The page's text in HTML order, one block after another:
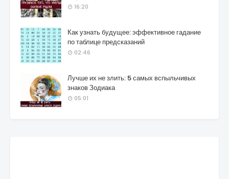
16:20
Как узнать будущее: эффективное гадание
по таблице предсказаний
02:46
Лучше их не злить: 5 самых вспыльчивых
знаков Зодиака
05:01